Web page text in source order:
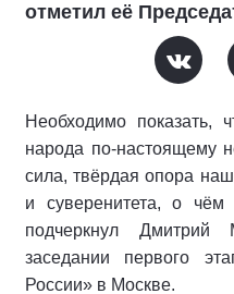
отметил её
Необходимо показать,
народа по-настоящему
сила, твёрдая опора
и суверенитета, о чём
подчеркнул
заседании первого
России» в Москве.